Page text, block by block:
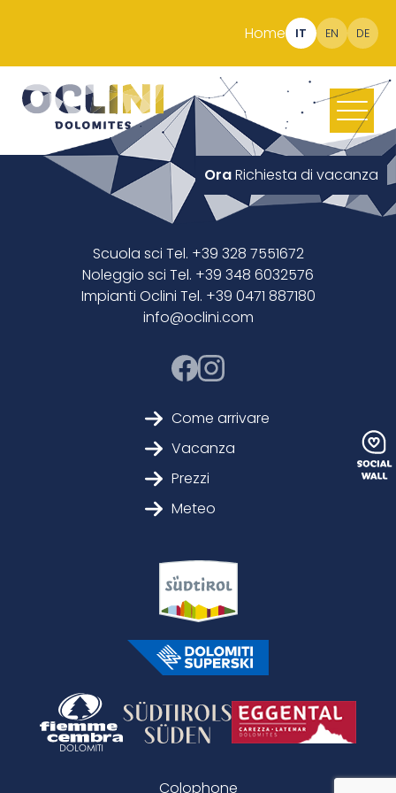
Home IT EN DE
OraRichiesta di vacanza
Scuola sci Tel. +39 328 7551672
Noleggio sci Tel. +39 348 6032576
Impianti Oclini Tel. +39 0471 887180
info@oclini.com
Come arrivare
Vacanza
Prezzi
Meteo
Colophone